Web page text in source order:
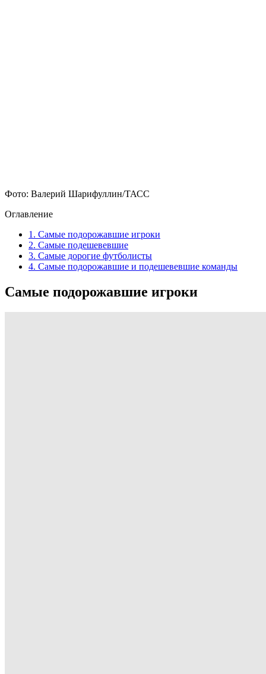
Фото: Валерий Шарифуллин/ТАСС
Оглавление
1. Самые подорожавшие игроки
2. Самые подешевевшие
3. Самые дорогие футболисты
4. Самые подорожавшие и подешевевшие команды
Самые подорожавшие игроки